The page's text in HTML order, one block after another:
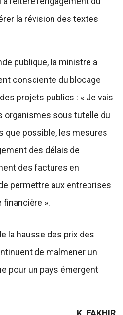
la révision des textes
publique, la ministre a
consciente du blocage
projets publics : « Je vais
organismes sous tutelle du
que possible, les mesures
des délais de
des factures en
permettre aux entreprises
financière ».
la hausse des prix des
de malmener un
pour un pays émergent